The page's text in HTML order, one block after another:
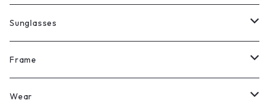
Sunglasses
All
Legit Eyewear
Frame
ボストン
Wear